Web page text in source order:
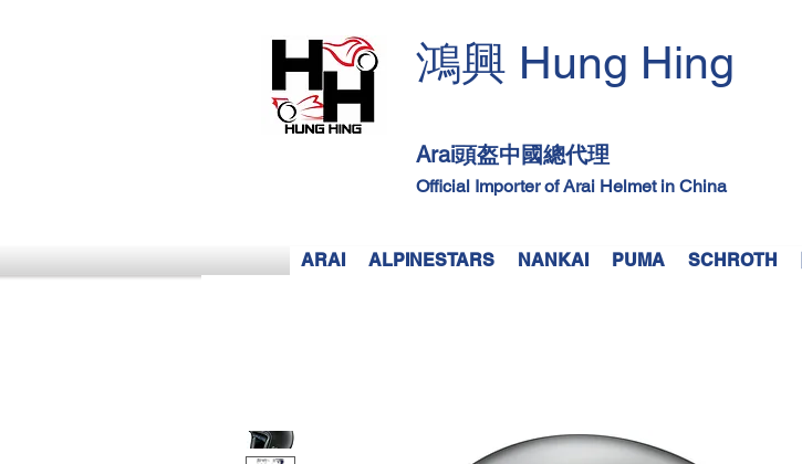
鴻興 Hung Hing
Arai頭盔中國總代理
Official Importer of Arai Helmet in China
ARAI ALPINESTARS NANKAI PUMA SCHROTH